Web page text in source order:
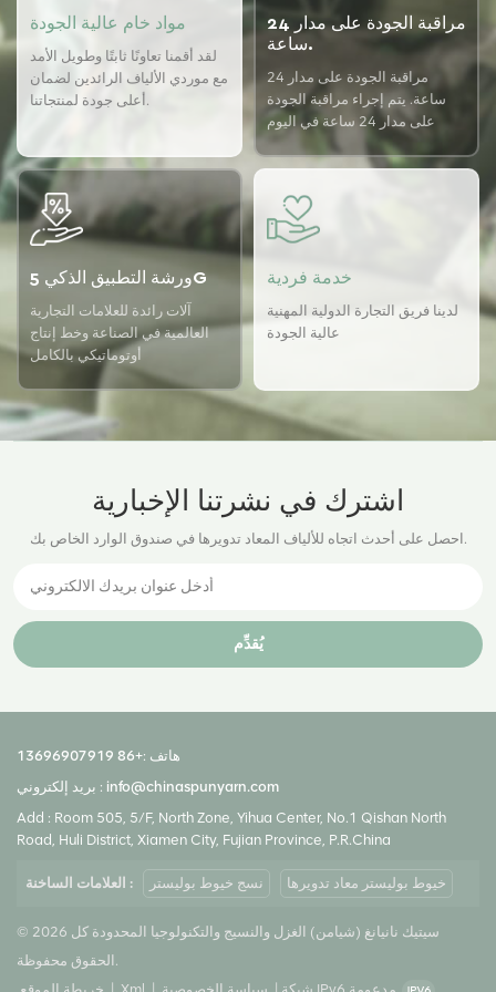
مواد خام عالية الجودة
لقد أقمنا تعاونًا ثابتًا وطويل الأمد
مع موردي الألياف الرائدين لضمان
أعلى جودة لمنتجاتنا.
مراقبة الجودة على مدار 24
ساعة.
مراقبة الجودة على مدار 24
ساعة. يتم إجراء مراقبة الجودة
على مدار 24 ساعة في اليوم
باستخدام نظام ضمان الجودة
USTER لضمان اتساق الجودة
ورشة التطبيق الذكي 5G
آلات رائدة للعلامات التجارية
العالمية في الصناعة وخط إنتاج
أوتوماتيكي بالكامل
خدمة فردية
لدينا فريق التجارة الدولية المهنية
عالية الجودة
اشترك في نشرتنا الإخبارية
احصل على أحدث اتجاه للألياف المعاد تدويرها في صندوق الوارد الخاص بك.
يُقدِّم
هاتف :+86 13696907919
بريد إلكتروني : info@chinaspunyarn.com
Add : Room 505, 5/F, North Zone, Yihua Center, No.1 Qishan North
Road, Huli District, Xiamen City, Fujian Province, P.R.China
العلامات الساخنة : نسج خيوط بوليستر خيوط بوليستر معاد تدويرها
© 2026 سيتيك نانيانغ (شيامن) الغزل والنسيج والتكنولوجيا المحدودة كل
الحقوق محفوظة.